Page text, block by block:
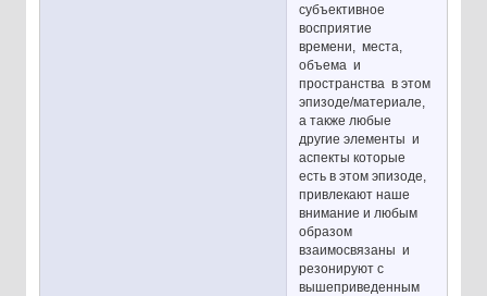
субъективное
восприятие
времени, места,
объема и
пространства в этом
эпизоде/материале,
а также любые
другие элементы и
аспекты которые
есть в этом эпизоде,
привлекают наше
внимание и любым
образом
взаимосвязаны и
резонируют с
вышеприведенным